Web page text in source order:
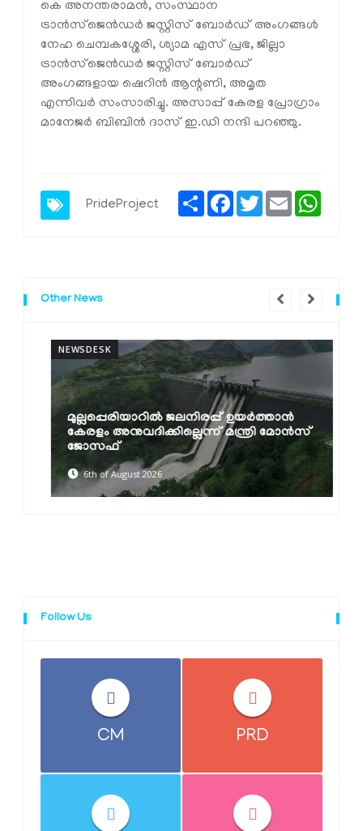
കെ അനന്തരാമൻ, സംസ്ഥാന
ട്രാൻസ്‌ജെൻഡർ ജസ്റ്റിസ് ബോർഡ് അംഗങ്ങൾ
നേഹ ചെമ്പകശ്ശേരി, ശ്യാമ എസ് പ്രഭ, ജില്ലാ
ട്രാൻസ്‌ജെൻഡർ ജസ്റ്റിസ് ബോർഡ്
അംഗങ്ങളായ ഷെറിൻ ആന്റണി, അമൃത
എന്നിവർ സംസാരിച്ചു. അസാപ്പ് കേരള പ്രോഗ്രാം
മാനേജർ ബിബിൻ ദാസ് ഇ.ഡി നന്ദി പറഞ്ഞു.
PrideProject
ShareFacebook
TwitterEmail
Other News
NEWSDESK
മുല്ലപ്പെരിയാറിൽ ജലനിരപ്പ് ഉയർത്താൻ
കേരളം അനുവദിക്കില്ലെന്ന് മന്ത്രി മോൻസ്
ജോസഫ്
6th of August 2026
Follow Us
CM PRD